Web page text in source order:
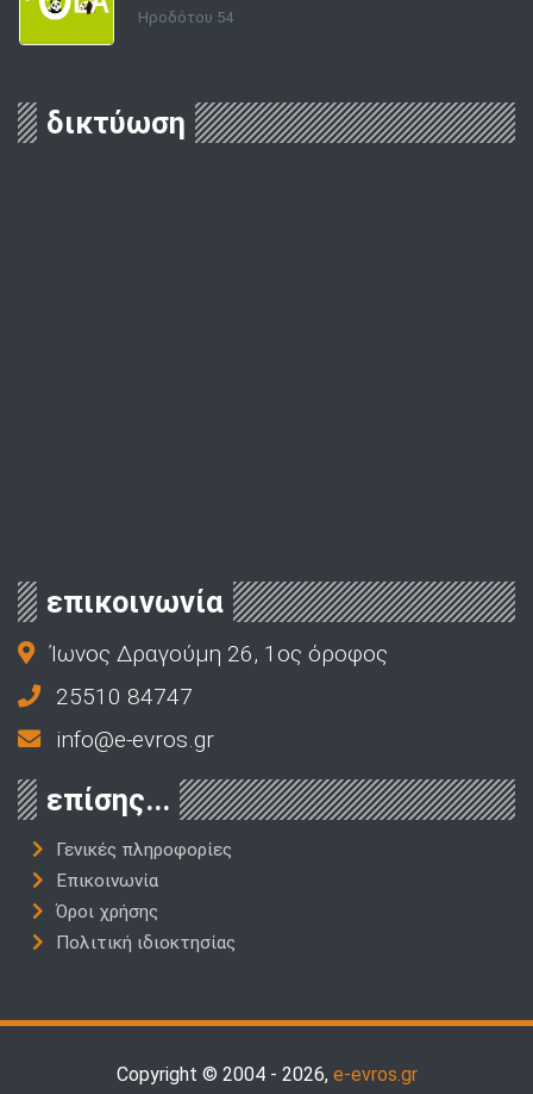
Ηροδότου 54
δικτύωση
επικοινωνία
Ίωνος Δραγούμη 26, 1ος όροφος
25510 84747
info@e-evros.gr
επίσης...
Γενικές πληροφορίες
Επικοινωνία
Όροι χρήσης
Πολιτική ιδιοκτησίας
Copyright © 2004 - 2026, e-evros.gr